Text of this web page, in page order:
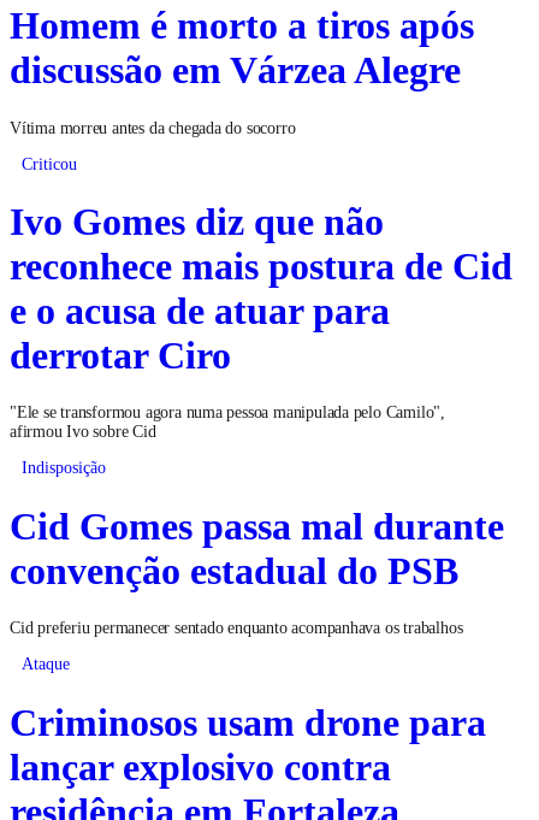
Homem é morto a tiros após
discussão em Várzea Alegre
Vítima morreu antes da chegada do socorro
Criticou
Ivo Gomes diz que não
reconhece mais postura de Cid
e o acusa de atuar para
derrotar Ciro
"Ele se transformou agora numa pessoa manipulada pelo Camilo",
afirmou Ivo sobre Cid
Indisposição
Cid Gomes passa mal durante
convenção estadual do PSB
Cid preferiu permanecer sentado enquanto acompanhava os trabalhos
Ataque
Criminosos usam drone para
lançar explosivo contra
residência em Fortaleza